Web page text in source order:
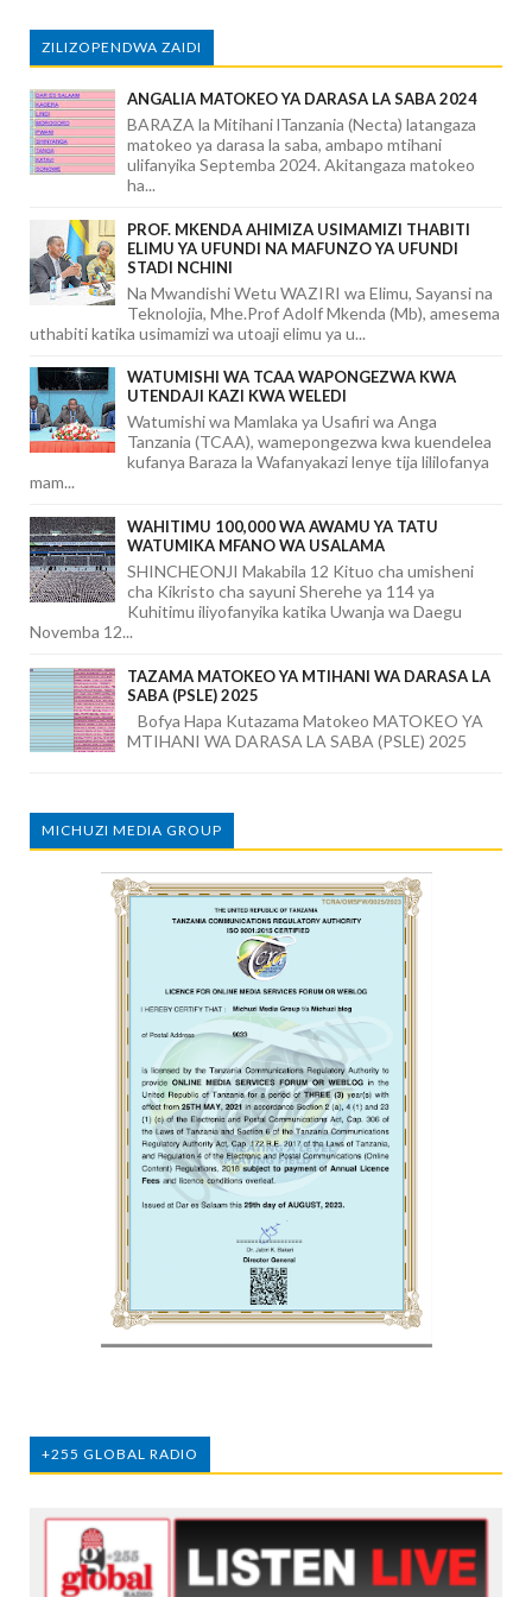
ZILIZOPENDWA ZAIDI
ANGALIA MATOKEO YA DARASA LA SABA 2024
BARAZA la Mitihani lTanzania (Necta) latangaza
matokeo ya darasa la saba, ambapo mtihani
ulifanyika Septemba 2024. Akitangaza matokeo
ha...
PROF. MKENDA AHIMIZA USIMAMIZI THABITI
ELIMU YA UFUNDI NA MAFUNZO YA UFUNDI
STADI NCHINI
Na Mwandishi Wetu WAZIRI wa Elimu, Sayansi na
Teknolojia, Mhe.Prof Adolf Mkenda (Mb), amesema
uthabiti katika usimamizi wa utoaji elimu ya u...
WATUMISHI WA TCAA WAPONGEZWA KWA
UTENDAJI KAZI KWA WELEDI
Watumishi wa Mamlaka ya Usafiri wa Anga
Tanzania (TCAA), wamepongezwa kwa kuendelea
kufanya Baraza la Wafanyakazi lenye tija lililofanya
mam...
WAHITIMU 100,000 WA AWAMU YA TATU
WATUMIKA MFANO WA USALAMA
SHINCHEONJI Makabila 12 Kituo cha umisheni
cha Kikristo cha sayuni Sherehe ya 114 ya
Kuhitimu iliyofanyika katika Uwanja wa Daegu
Novemba 12...
TAZAMA MATOKEO YA MTIHANI WA DARASA LA
SABA (PSLE) 2025
Bofya Hapa Kutazama Matokeo MATOKEO YA
MTIHANI WA DARASA LA SABA (PSLE) 2025
MICHUZI MEDIA GROUP
+255 GLOBAL RADIO